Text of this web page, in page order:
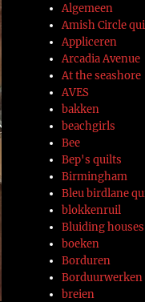
Algemeen
Amish Circle
Appliceren
Arcadia Avenue
At the seashore
AVES
bakken
beachgirls
Bee
Bep's quilts
Birmingham
Bleu birdlane
blokkenruil
Bluiding
boeken
Borduren
Borduurwerken
breien